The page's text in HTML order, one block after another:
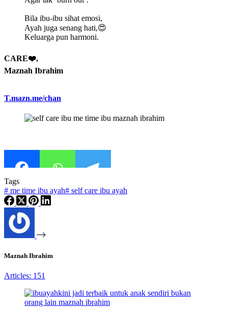
Bila ibu-ibu sihat emosi,
Ayah juga senang hati,😍
Keluarga pun harmoni.
CARE❤️,
Maznah Ibrahim
T.mazn.me/chan
Tags
# me time ibu ayah# self care ibu ayah
Maznah Ibrahim
Articles: 151